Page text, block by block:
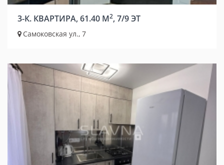
3-К. КВАРТИРА, 61.40 М2, 7/9 ЭТ
Самоковская ул., 7